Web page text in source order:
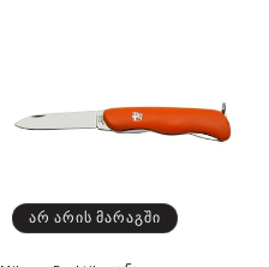
არ არის მარაგში